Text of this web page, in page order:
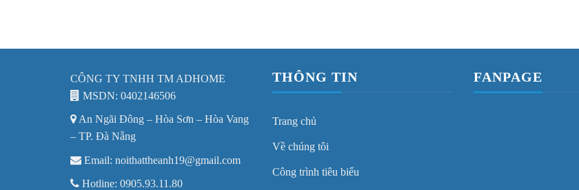
CÔNG TY TNHH TM ADHOME
MSDN: 0402146506
An Ngãi Đông – Hòa Sơn – Hòa Vang
– TP. Đà Nẵng
Email: noithattheanh19@gmail.com
Hotline: 0905.93.11.80
THÔNG TIN
Trang chủ
Về chúng tôi
Công trình tiêu biểu
FANPAGE